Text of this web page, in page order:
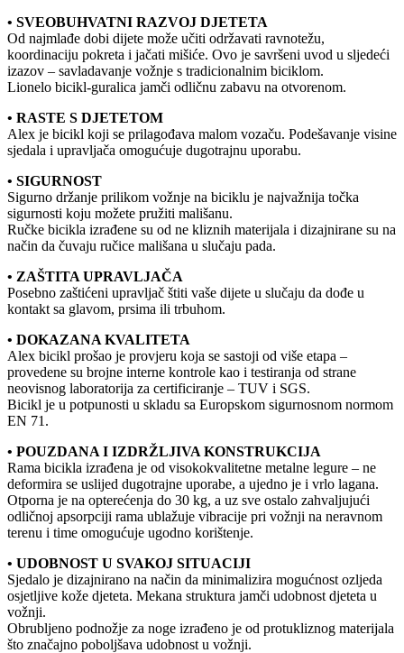
• SVEOBUHVATNI RAZVOJ DJETETA
Od najmlađe dobi dijete može učiti održavati ravnotežu,
koordinaciju pokreta i jačati mišiće. Ovo je savršeni uvod u sljedeći
izazov – savladavanje vožnje s tradicionalnim biciklom.
Lionelo bicikl-guralica jamči odličnu zabavu na otvorenom.
• RASTE S DJETETOM
Alex je bicikl koji se prilagođava malom vozaču. Podešavanje visine
sjedala i upravljača omogućuje dugotrajnu uporabu.
• SIGURNOST
Sigurno držanje prilikom vožnje na biciklu je najvažnija točka
sigurnosti koju možete pružiti mališanu.
Ručke bicikla izrađene su od ne kliznih materijala i dizajnirane su na
način da čuvaju ručice mališana u slučaju pada.
• ZAŠTITA UPRAVLJAČA
Posebno zaštićeni upravljač štiti vaše dijete u slučaju da dođe u
kontakt sa glavom, prsima ili trbuhom.
• DOKAZANA KVALITETA
Alex bicikl prošao je provjeru koja se sastoji od više etapa –
provedene su brojne interne kontrole kao i testiranja od strane
neovisnog laboratorija za certificiranje – TUV i SGS.
Bicikl je u potpunosti u skladu sa Europskom sigurnosnom normom
EN 71.
• POUZDANA I IZDRŽLJIVA KONSTRUKCIJA
Rama bicikla izrađena je od visokokvalitetne metalne legure – ne
deformira se uslijed dugotrajne uporabe, a ujedno je i vrlo lagana.
Otporna je na opterećenja do 30 kg, a uz sve ostalo zahvaljujući
odličnoj apsorpciji rama ublažuje vibracije pri vožnji na neravnom
terenu i time omogućuje ugodno korištenje.
• UDOBNOST U SVAKOJ SITUACIJI
Sjedalo je dizajnirano na način da minimalizira mogućnost ozljeda
osjetljive kože djeteta. Mekana struktura jamči udobnost djeteta u
vožnji.
Obrubljeno podnožje za noge izrađeno je od protukliznog materijala
što značajno poboljšava udobnost u vožnji.